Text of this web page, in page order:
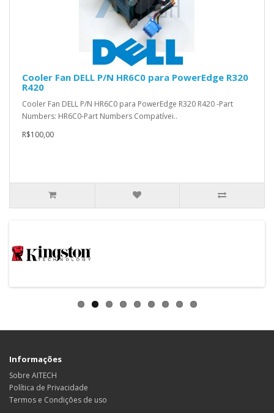
Cooler Fan DELL P/N HR6C0 para PowerEdge R320
R420
Cooler Fan DELL P/N HR6C0 para PowerEdge R320 R420 -Part
Numbers: HR6C0-Part Numbers Compatívei..
R$100,00
Informações
Sobre AITECH
Política de Privacidade
Termos e Condições de uso